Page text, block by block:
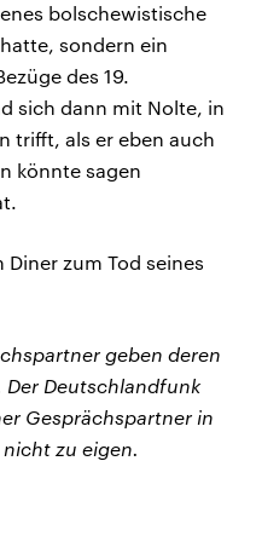
bolschewistische
sondern ein
des 19.
sich dann mit Nolte, in
trifft, als er eben auch
könnte sagen
Diner zum Tod seines
geben deren
Der Deutschlandfunk
Gesprächspartner in
zu eigen.